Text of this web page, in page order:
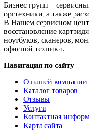
Бизнес групп –
оргтехники, а также
В Нашем сервисном
восстановление
ноутбуков, сканеров,
офисной техники.
Навигация по сайту
О нашей компании
Каталог товаров
Отзывы
Услуги
Контактная
Карта сайта